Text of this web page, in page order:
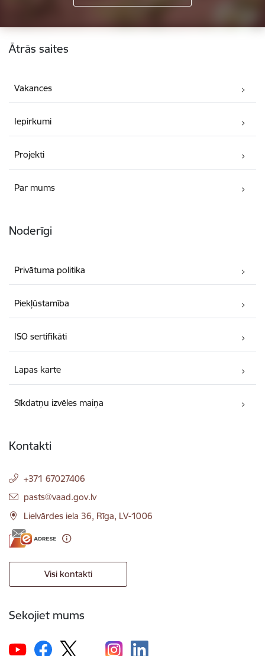
Kājene
Ātrās saites
Vakances
Iepirkumi
Projekti
Par mums
Noderīgi
Privātuma politika
Piekļūstamība
ISO sertifikāti
Lapas karte
Sīkdatņu izvēles maiņa
Kontakti
+371 67027406
E-pasts:
pasts@vaad.gov.lv
Lielvārdes iela 36, Rīga, LV-1006
Visi kontakti
Sekojiet mums